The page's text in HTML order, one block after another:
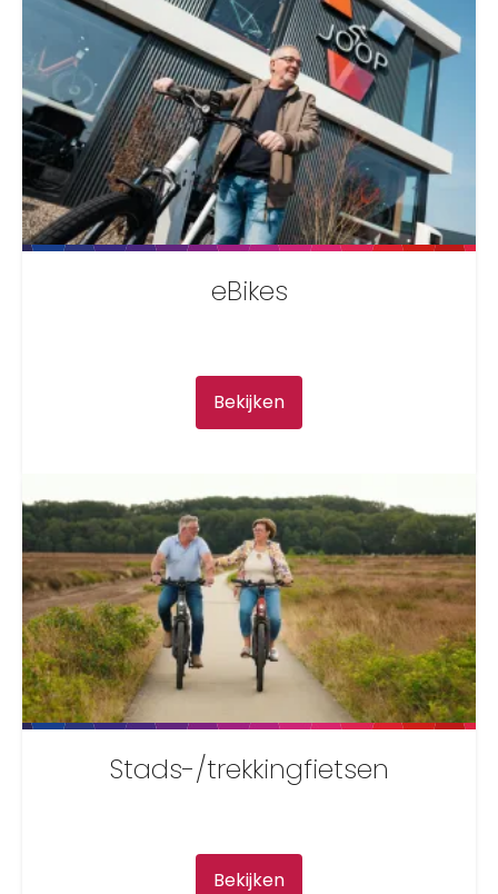
eBikes
Bekijken
Stads-/trekkingfietsen
Bekijken